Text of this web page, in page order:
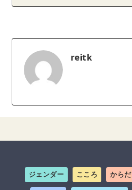
reitk
ジェンダー こころ からだ